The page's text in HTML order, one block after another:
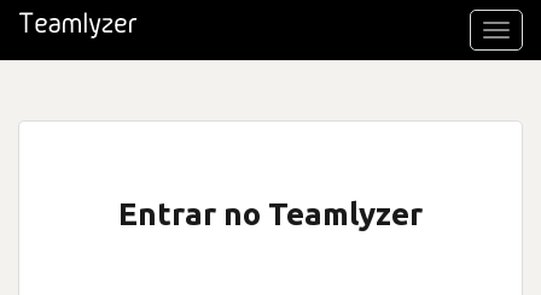
Entrar no Teamlyzer